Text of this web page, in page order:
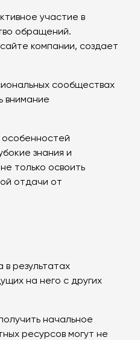
участие в
обращений.
компании, создает
сообществах
внимание
особенностей
знания и
только освоить
отдачи от
в результатах
на него с других
начальное
ресурсов могут не